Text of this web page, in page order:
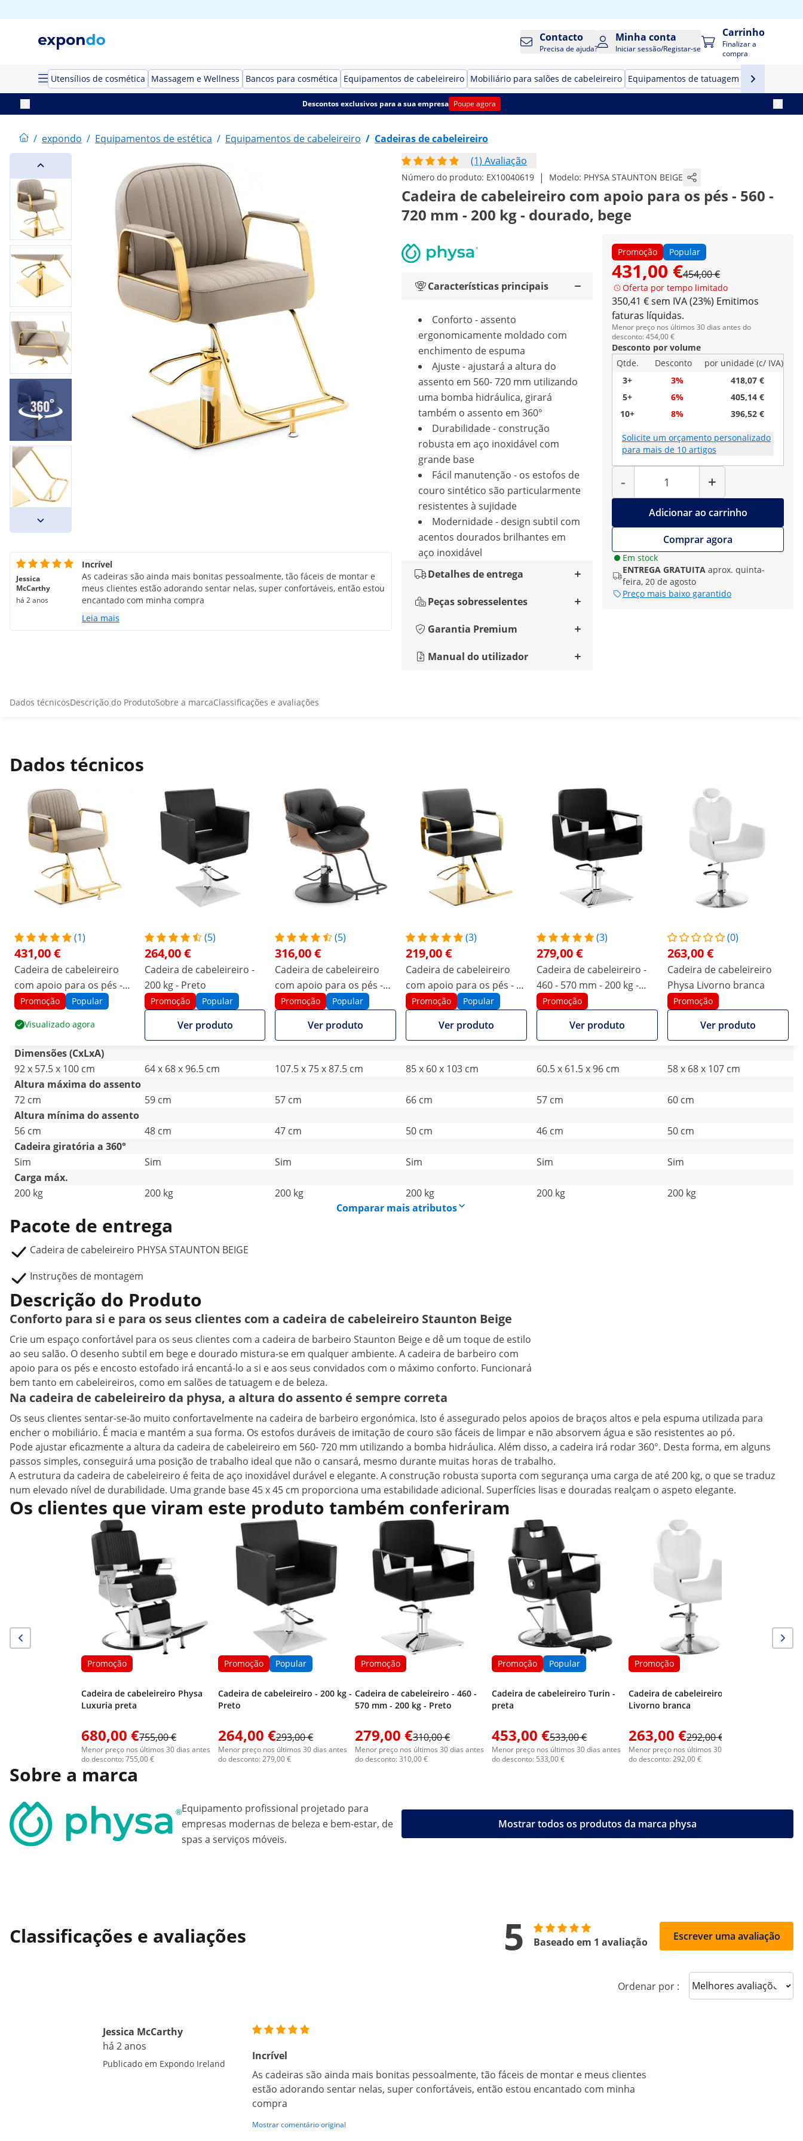
Contacto
Precisa de ajuda?
Minha conta
Iniciar sessão/Registar-se
Carrinho
Finalizar a
compra
Utensílios de cosmética Massagem e Wellness Bancos para cosmética Equipamentos de cabeleireiro Mobiliário para salões de cabeleireiro Equipamentos de tatuagem
Descontos exclusivos para a sua empresa Poupe agora
/ expondo / Equipamentos de estética / Equipamentos de cabeleireiro / Cadeiras de cabeleireiro
(1) Avaliação
Número do produto: EX10040619 | Modelo: PHYSA STAUNTON BEIGE
Cadeira de cabeleireiro com apoio para os pés - 560 -
720 mm - 200 kg - dourado, bege
Promoção Popular
431,00 €454,00 €
Oferta por tempo limitado
350,41 € sem IVA (23%) Emitimos
faturas líquidas.
Menor preço nos últimos 30 dias antes do
desconto: 454,00 €
Desconto por volume
Qtde.
Desconto
por unidade (c/ IVA)
3+
3%
418,07 €
5+
6%
405,14 €
10+
8% 396,52 €
Solicite um orçamento personalizado
para mais de 10 artigos
-
Quantidade
+
Adicionar ao carrinho
Comprar agora
Em stock
ENTREGA GRATUITA aprox. quinta-
feira, 20 de agosto
Preço mais baixo garantido
Características principais
Conforto - assento
ergonomicamente moldado com
enchimento de espuma
Ajuste - ajustará a altura do
assento em 560- 720 mm utilizando
uma bomba hidráulica, girará
também o assento em 360°
Durabilidade - construção
robusta em aço inoxidável com
grande base
Fácil manutenção - os estofos de
couro sintético são particularmente
resistentes à sujidade
Modernidade - design subtil com
acentos dourados brilhantes em
aço inoxidável
Detalhes de entrega
Peças sobresselentes
Garantia Premium
Manual do utilizador
Jessica
McCarthy
há 2 anos
Incrível
As cadeiras são ainda mais bonitas pessoalmente, tão fáceis de montar e
meus clientes estão adorando sentar nelas, super confortáveis, então estou
encantado com minha compra
Leia mais
Dados técnicosDescrição do ProdutoSobre a marcaClassificações e avaliações
Dados técnicos
(1)
431,00 €
Cadeira de cabeleireiro
com apoio para os pés -
560 - 720 mm - 200 kg -
Promoção Popular
Visualizado agora
(5)
264,00 €
Cadeira de cabeleireiro -
200 kg - Preto
Promoção Popular
Ver produto
(5)
316,00 €
Cadeira de cabeleireiro
com apoio para os pés -
470-570 mm - 200 kg -
Preto
Promoção Popular
Ver produto
(3)
219,00 €
Cadeira de cabeleireiro
com apoio para os pés - 50
- 66 cm - 200 kg - Preto,
Dourado
Promoção Popular
Ver produto
(3)
279,00 €
Cadeira de cabeleireiro -
460 - 570 mm - 200 kg -
Preto
Promoção
Ver produto
(0)
263,00 €
Cadeira de cabeleireiro
Physa Livorno branca
Promoção
Ver produto
Dimensões (CxLxA)
92 x 57.5 x 100 cm
64 x 68 x 96.5 cm 107.5 x 75 x 87.5 cm 85 x 60 x 103 cm 60.5 x 61.5 x 96 cm
58 x 68 x 107 cm
Altura máxima do assento
72 cm
59 cm 57 cm 66 cm 57 cm
60 cm
Altura mínima do assento
56 cm
48 cm 47 cm 50 cm 46 cm
50 cm
Cadeira giratória a 360°
Sim
Sim Sim Sim Sim
Sim
Carga máx.
200 kg
200 kg 200 kg 200 kg 200 kg
200 kg
Comparar mais atributos
Pacote de entrega
Cadeira de cabeleireiro PHYSA STAUNTON BEIGE
Instruções de montagem
Descrição do Produto
Conforto para si e para os seus clientes com a cadeira de cabeleireiro Staunton Beige
Crie um espaço confortável para os seus clientes com a cadeira de barbeiro Staunton Beige e dê um toque de estilo
ao seu salão. O desenho subtil em bege e dourado mistura-se em qualquer ambiente. A cadeira de barbeiro com
apoio para os pés e encosto estofado irá encantá-lo a si e aos seus convidados com o máximo conforto. Funcionará
bem tanto em cabeleireiros, como em salões de tatuagem e de beleza.
Na cadeira de cabeleireiro da physa, a altura do assento é sempre correta
Os seus clientes sentar-se-ão muito confortavelmente na cadeira de barbeiro ergonómica. Isto é assegurado pelos apoios de braços altos e pela espuma utilizada para
encher o mobiliário. É macia e mantém a sua forma. Os estofos duráveis de imitação de couro são fáceis de limpar e não absorvem água e são resistentes ao pó.
Pode ajustar eficazmente a altura da cadeira de cabeleireiro em 560- 720 mm utilizando a bomba hidráulica. Além disso, a cadeira irá rodar 360°. Desta forma, em alguns
passos simples, conseguirá uma posição de trabalho ideal que não o cansará, mesmo durante muitas horas de trabalho.
A estrutura da cadeira de cabeleireiro é feita de aço inoxidável durável e elegante. A construção robusta suporta com segurança uma carga de até 200 kg, o que se traduz
num elevado nível de durabilidade. Uma grande base 45 x 45 cm proporciona uma estabilidade adicional. Superfícies lisas e douradas realçam o aspeto elegante.
Os clientes que viram este produto também conferiram
Promoção
Cadeira de cabeleireiro Physa
Luxuria preta
680,00 €755,00 €
Menor preço nos últimos 30 dias antes
do desconto: 755,00 €
Promoção Popular
Cadeira de cabeleireiro - 200 kg -
Preto
264,00 €293,00 €
Menor preço nos últimos 30 dias antes
do desconto: 279,00 €
Promoção
Cadeira de cabeleireiro - 460 -
570 mm - 200 kg - Preto
279,00 €310,00 €
Menor preço nos últimos 30 dias antes
do desconto: 310,00 €
Promoção Popular
Cadeira de cabeleireiro Turin -
preta
453,00 €533,00 €
Menor preço nos últimos 30 dias antes
do desconto: 533,00 €
Promoção
Cadeira de cabeleireiro Physa
Livorno branca
263,00 €292,00 €
Menor preço nos últimos 30 dias antes
do desconto: 292,00 €
Sobre a marca
Equipamento profissional projetado para
empresas modernas de beleza e bem-estar, de
spas a serviços móveis.
Mostrar todos os produtos da marca physa
Classificações e avaliações 5 Baseado em 1 avaliação Escrever uma avaliação
Ordenar por : Sort reviews
Jessica McCarthy
há 2 anos
Publicado em Expondo Ireland
Incrível
As cadeiras são ainda mais bonitas pessoalmente, tão fáceis de montar e meus clientes
estão adorando sentar nelas, super confortáveis, então estou encantado com minha
compra
Mostrar comentário original